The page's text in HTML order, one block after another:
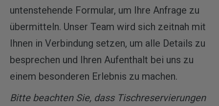
untenstehende Formular, um Ihre Anfrage zu
übermitteln. Unser Team wird sich zeitnah mit
Ihnen in Verbindung setzen, um alle Details zu
besprechen und Ihren Aufenthalt bei uns zu
einem besonderen Erlebnis zu machen.
Bitte beachten Sie, dass Tischreservierungen